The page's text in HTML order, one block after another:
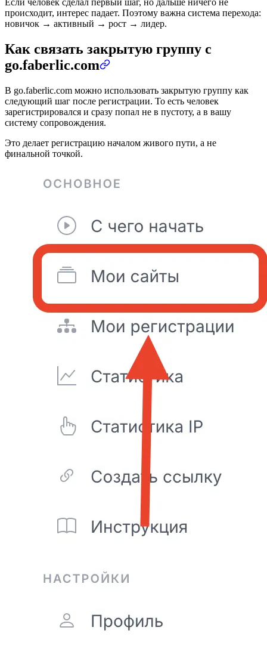
Если человек сделал первый шаг, но дальше ничего не
происходит, интерес падает. Поэтому важна система перехода:
новичок → активный → рост → лидер.
Как связать закрытую группу с
go.faberlic.com
В go.faberlic.com можно использовать закрытую группу как
следующий шаг после регистрации. То есть человек
зарегистрировался и сразу попал не в пустоту, а в вашу
систему сопровождения.
Это делает регистрацию началом живого пути, а не
финальной точкой.